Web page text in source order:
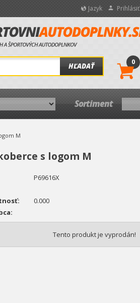
Jazyk Prihlásiť
HĽADAŤ 0
Sortiment
M
s logom M
P69616X
0.000
Tento produkt je vyprodán!